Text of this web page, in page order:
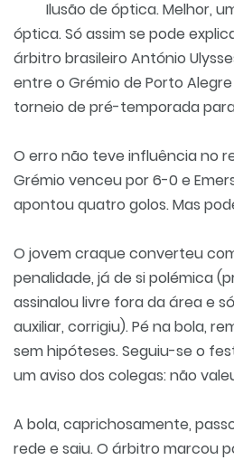
Ilusão de óptica. Melhor,
óptica. Só assim se pode
árbitro brasileiro António
entre o Grémio de Porto
torneio de pré-temporada
O erro não teve influência no
Grémio venceu por 6-0 e
apontou quatro golos. Mas
O jovem craque converteu
penalidade, já de si polémica
assinalou livre fora da área e
auxiliar, corrigiu). Pé na bola,
sem hipóteses. Seguiu-se o
um aviso dos colegas: não
A bola, caprichosamente,
rede e saiu. O árbitro marcou